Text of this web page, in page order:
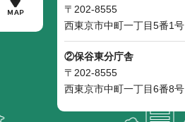
〒202-8555
西東京市中町一丁目5番1号
②保谷東分庁舎
〒202-8555
西東京市中町一丁目6番8号